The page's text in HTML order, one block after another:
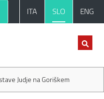
ITA SLO ENG
Judje na Goriškem